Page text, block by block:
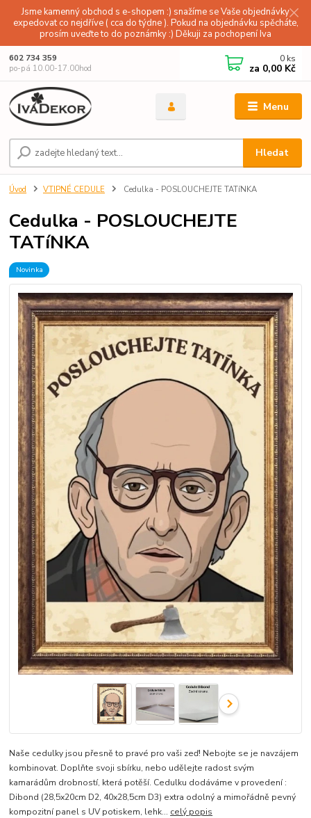
Jsme kamenný obchod s e-shopem :) snažíme se Vaše objednávky
expedovat co nejdříve ( cca do týdne ). Pokud na objednávku spěcháte,
prosím uveďte to do poznámky :) Děkuji za pochopení Iva
Menu
Hledat
602 734 359
po-pá 10.00-17.00hod
0 ks
za 0,00 Kč
Úvod VTIPNÉ CEDULE Cedulka - POSLOUCHEJTE TATíNKA
Cedulka - POSLOUCHEJTE
TATíNKA
Novinka
Naše cedulky jsou přesně to pravé pro vaši zeď! Nebojte se je navzájem
kombinovat. Doplňte svoji sbírku, nebo udělejte radost svým
kamarádům drobností, která potěší. Cedulku dodáváme v provedení :
Dibond (28,5x20cm D2, 40x28,5cm D3) extra odolný a mimořádně pevný
kompozitní panel s UV potiskem, lehk... celý popis